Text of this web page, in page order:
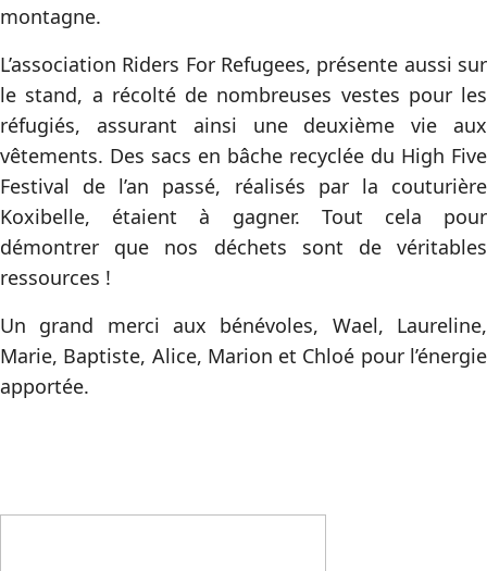
montagne.
L’association Riders For Refugees, présente aussi sur
le stand, a récolté de nombreuses vestes pour les
réfugiés, assurant ainsi une deuxième vie aux
vêtements. Des sacs en bâche recyclée du High Five
Festival de l’an passé, réalisés par la couturière
Koxibelle, étaient à gagner. Tout cela pour
démontrer que nos déchets sont de véritables
ressources !
Un grand merci aux bénévoles, Wael, Laureline,
Marie, Baptiste, Alice, Marion et Chloé pour l’énergie
apportée.